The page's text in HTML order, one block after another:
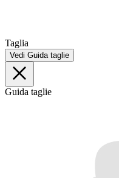
Taglia
Vedi Guida taglie
Guida taglie